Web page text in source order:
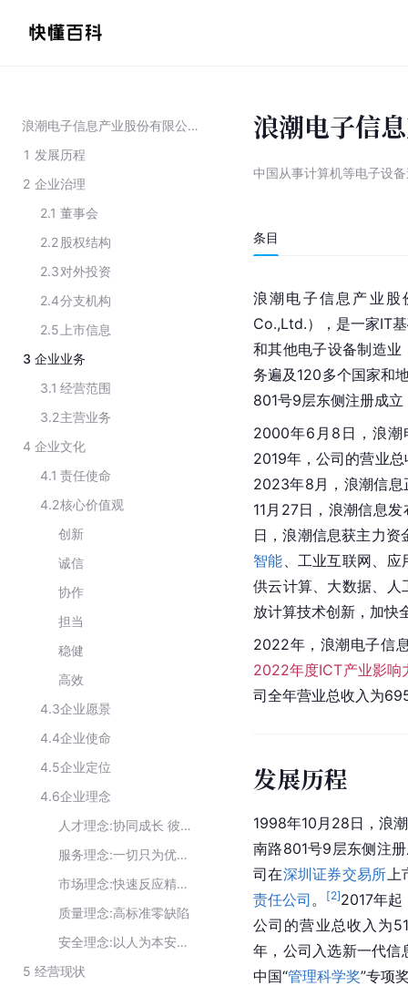
浪潮电子信息产业股份有限公司
1 发展历程
2 企业治理
2.1 董事会
2.2股权结构
2.3对外投资
2.4分支机构
2.5 上市信息
3 企业业务
3.1 经营范围
3.2主营业务
4 企业文化
4.1 责任使命
4.2核心价值观
创新
诚信
协作
担当
稳健
高效
4.3企业愿景
4.4企业使命
4.5企业定位
4.6企业理念
人才理念:协同成长 彼此成就
服务理念:一切只为优质服务
市场理念:快速反应精准高效
质量理念:高标准零缺陷
安全理念:以人为本安全发展
5 经营现状
浪潮电子信
中国从事计算机等电子设
条目
浪潮电子信息产业股
Co.,Ltd.），是一家IT
和其他电子设备制造
务遍及120多个国家和
801号9层东侧注册成
2000年6月8日，浪潮
2019年，公司的营业
2023年8月，浪潮信息
11月27日，浪潮信息
日，浪潮信息获主力
智能 、工业互联网、
供云计算、大数据、人
放计算技术创新，加快
2022年，浪潮电子信
2022年度ICT产业影响
司全年营业总收入为
发展历程
1998年10月28日，浪
南路801号9层东侧注
司在深圳证券交易所
责任公司 。 [2]2017年起
公司的营业总收入为
年，公司入选新一代信
中国“管理科学奖”专项